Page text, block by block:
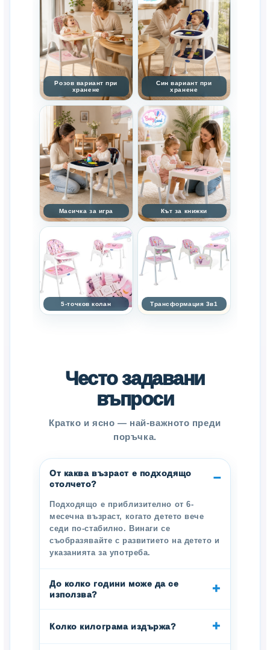
Розов вариант при
хранене
Син вариант при
хранене
Масичка за игра Кът за книжки
5-точков колан Трансформация 3в1
Често задавани
въпроси
Кратко и ясно — най-важното преди
поръчка.
От каква възраст е подходящо
столчето?
Подходящо е приблизително от 6-
месечна възраст, когато детето вече
седи по-стабилно. Винаги се
съобразявайте с развитието на детето и
указанията за употреба.
До колко години може да се
използва?
Колко килограма издържа?